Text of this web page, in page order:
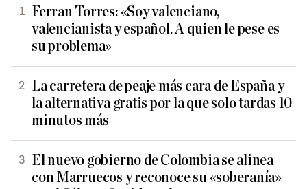
Ferran Torres: «Soy valenciano,
valencianista y español. A quien le pese es
su problema»
La carretera de peaje más cara de España y
la alternativa gratis por la que solo tardas 10
minutos más
El nuevo gobierno de Colombia se alinea
con Marruecos y reconoce su «soberanía»